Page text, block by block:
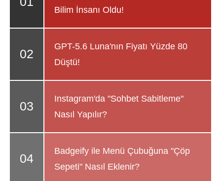
Bilim İnsanı Oldu!
GPT-5.6 Luna'nın Fiyatı Yüzde 80
Düştü!
Instagram'da "Sohbet Sabitleme"
Nasıl Yapılır?
Badgeify ile Menü Çubuğuna "Çöp
Sepeti" Nasıl Eklenir?